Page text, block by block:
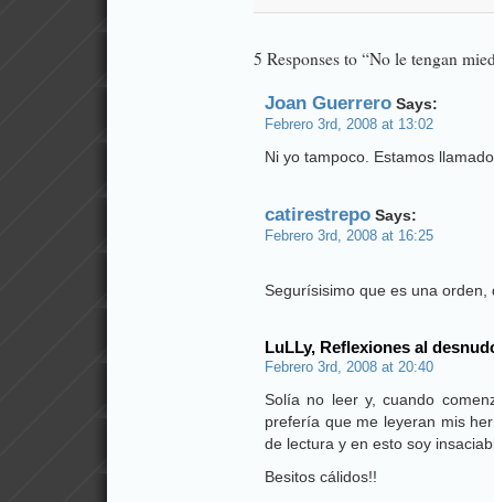
5 Responses to “No le tengan
Joan Guerrero Says:
Febrero 3rd, 2008 at 13:02
Ni yo tampoco. Estamos
catirestrepo Says:
Febrero 3rd, 2008 at 16:25
Segurísisimo que es una
LuLLy, Reflexiones al
Febrero 3rd, 2008 at 20:40
Solía no leer y, cuando
prefería que me leyeran mis
de lectura y en esto soy
Besitos cálidos!!